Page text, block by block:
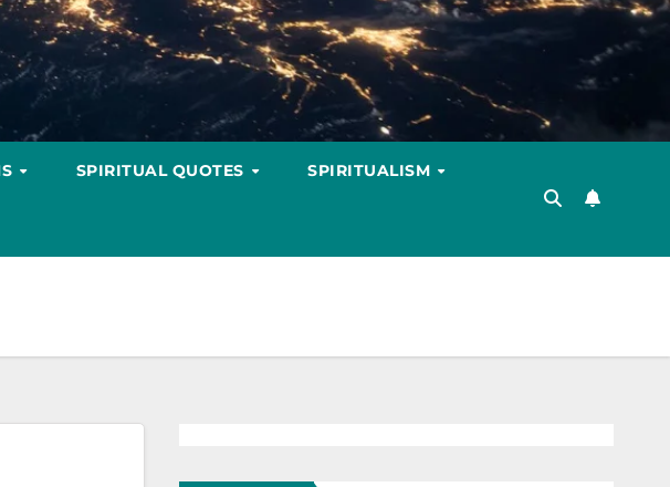
SPIRITUAL QUOTES SPIRITUALISM